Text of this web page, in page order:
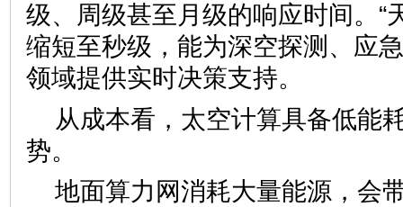
级、周级甚至月级的响应时间。“
缩短至秒级，能为深空探测、应
领域提供实时决策支持。
从成本看，太空计算具备低能
势。
地面算力网消耗大量能源，会